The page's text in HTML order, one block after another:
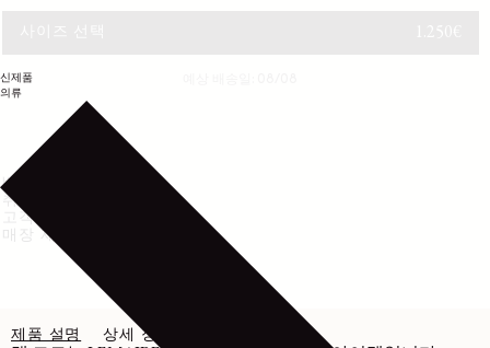
신제품
의류
배송 및 반품
취급 방법
고객센터
매장 재고 확인
제품 설명 상세 정보